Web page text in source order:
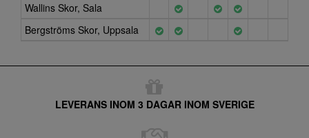
Wallins Skor, Sala
Bergströms Skor, Uppsala
LEVERANS INOM 3 DAGAR INOM SVERIGE